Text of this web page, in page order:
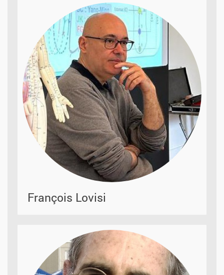
François Lovisi